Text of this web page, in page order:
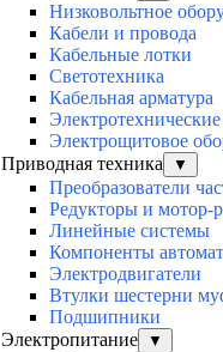
Низковольтное
Кабели и провода
Кабельные лотки
Светотехника
Кабельная арматура
Электрощитовое
Приводная техника
▼
Преобразователи
Редукторы и мотор-
Линейные системы
Компоненты
Электродвигатели
Втулки шестерни
Подшипники
Электропитание
▼